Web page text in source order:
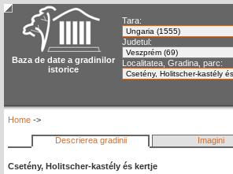
Baza de date a gradinilor
istorice
Tara:
Judetul:
Localitatea, Gradina, parc:
Home ->
Descrierea gradinii Imagini
Csetény, Holitscher-kastély és kertje